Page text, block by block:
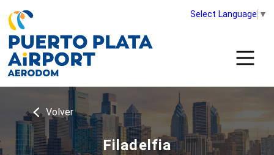
Select Language ▼
Volver
Filadelfia